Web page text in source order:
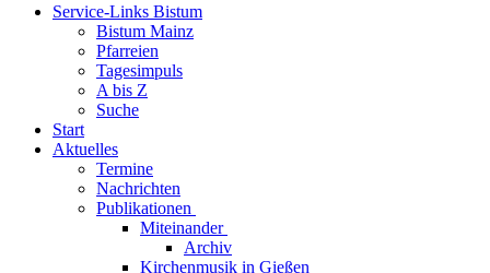
Service-Links Bistum
Bistum Mainz
Pfarreien
Tagesimpuls
A bis Z
Suche
Start
Aktuelles
Termine
Nachrichten
Publikationen
Miteinander
Archiv
Kirchenmusik in Gießen